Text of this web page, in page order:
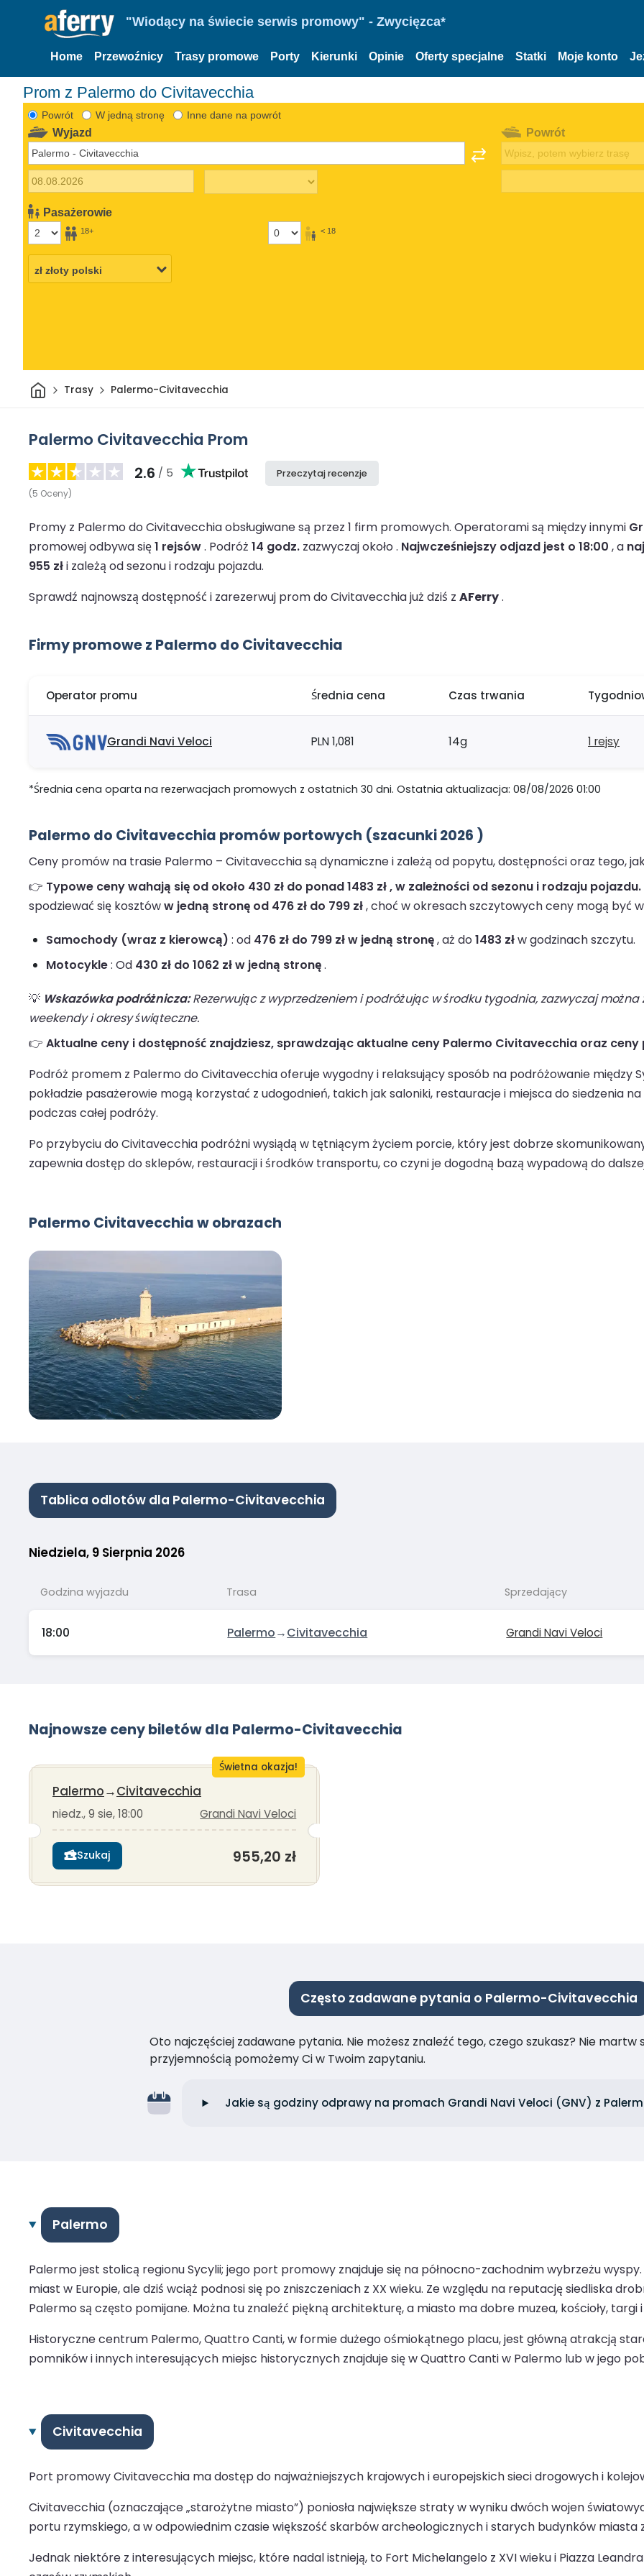
"Wiodący na świecie serwis promowy" - Zwycięzca*
Home Przewoźnicy Trasy promowe Porty Kierunki Opinie Oferty specjalne Statki Moje konto
Prom z Palermo do Civitavecchia
Powrót W jedną stronę Inne dane na powrót
Wyjazd
Pasażerowie
18+ < 18
Powrót
DomTrasy Palermo-Civitavecchia
Palermo Civitavecchia Prom
2.6 / 5
(5 Oceny)
Przeczytaj recenzje
Promy z Palermo do Civitavecchia obsługiwane są przez 1 firm promowych. Operatorami są między innymi
promowej odbywa się1 rejsów. Podróż 14 godz. zazwyczaj około . Najwcześniejszy odjazd jest o 18:00 , a
955 złi zależą od sezonu i rodzaju pojazdu.
Sprawdź najnowszą dostępność i zarezerwuj prom do Civitavecchia już dziś z AFerry.
Firmy promowe z Palermo do Civitavecchia
Operator promu Średnia cena Czas trwania
Grandi Navi Veloci PLN 1,081 14g 1 rejsy
*Średnia cena oparta na rezerwacjach promowych z ostatnich 30 dni. Ostatnia aktualizacja: 08/08/2026 01:00
Palermo do Civitavecchia promów portowych (szacunki 2026 )
Ceny promów na trasie Palermo – Civitavecchia są dynamiczne i zależą od popytu, dostępności oraz tego,
👉 Typowe ceny wahają się od około 430 zł do ponad 1483 zł , w zależności od sezonu i rodzaju pojazdu.
spodziewać się kosztóww jedną stronę od 476 zł do 799 zł, choć w okresach szczytowych ceny mogą być
Samochody (wraz z kierowcą) : od 476 zł do 799 zł w jedną stronę, aż do 1483 złw godzinach szczytu.
Motocykle: Od 430 zł do 1062 zł w jedną stronę.
💡 Wskazówka podróżnicza:Rezerwując z wyprzedzeniem i podróżując w środku tygodnia, zazwyczaj można
weekendy i okresy świąteczne.
👉 Aktualne ceny i dostępność znajdziesz, sprawdzając aktualne ceny Palermo Civitavecchia oraz
Podróż promem z Palermo do Civitavecchia oferuje wygodny i relaksujący sposób na podróżowanie między
pokładzie pasażerowie mogą korzystać z udogodnień, takich jak saloniki, restauracje i miejsca do siedzenia
podczas całej podróży.
Po przybyciu do Civitavecchia podróżni wysiądą w tętniącym życiem porcie, który jest dobrze
zapewnia dostęp do sklepów, restauracji i środków transportu, co czyni je dogodną bazą wypadową do
Palermo Civitavecchia w obrazach
Tablica odlotów dla Palermo-Civitavecchia
Niedziela, 9 Sierpnia 2026
Godzina wyjazdu Trasa Sprzedający
18:00 Palermo→Civitavecchia Grandi Navi Veloci
Najnowsze ceny biletów dla Palermo-Civitavecchia
Świetna okazja!
Palermo→Civitavecchia
niedz., 9 sie, 18:00 Grandi Navi Veloci
Szukaj 955,20 zł
Często zadawane pytania o Palermo-Civitavecchia
Oto najczęściej zadawane pytania. Nie możesz znaleźć tego, czego szukasz? Nie martw
przyjemnością pomożemy Ci w Twoim zapytaniu.
Jakie są godziny odprawy na promach Grandi Navi Veloci (GNV) z
Palermo
Palermo jest stolicą regionu Sycylii; jego port promowy znajduje się na północno-zachodnim wybrzeżu
miast w Europie, ale dziś wciąż podnosi się po zniszczeniach z XX wieku. Ze względu na reputację siedliska
Palermo są często pomijane. Można tu znaleźć piękną architekturę, a miasto ma dobre muzea, kościoły,
Historyczne centrum Palermo, Quattro Canti, w formie dużego ośmiokątnego placu, jest główną atrakcją
pomników i innych interesujących miejsc historycznych znajduje się w Quattro Canti w Palermo lub w jego
Civitavecchia
Port promowy Civitavecchia ma dostęp do najważniejszych krajowych i europejskich sieci drogowych i
Civitavecchia (oznaczające „starożytne miasto”) poniosła największe straty w wyniku dwóch wojen
portu rzymskiego, a w odpowiednim czasie większość skarbów archeologicznych i starych budynków miasta
Jednak niektóre z interesujących miejsc, które nadal istnieją, to Fort Michelangelo z XVI wieku i Piazza